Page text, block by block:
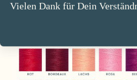
Vielen Dank für Dein